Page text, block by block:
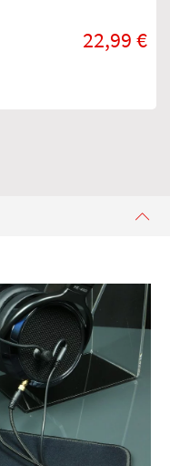
22,99 €